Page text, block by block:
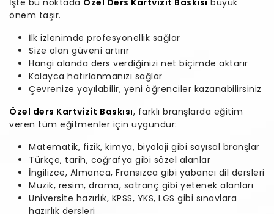
önem taşır.
İlk izlenimde profesyonellik sağlar
Size olan güveni artırır
Hangi alanda ders verdiğinizi net biçimde aktarır
Kolayca hatırlanmanızı sağlar
Çevrenize yayılabilir, yeni öğrenciler kazanabilirsiniz
Özel ders Kartvizit Baskısı, farklı branşlarda eğitim
veren tüm eğitmenler için uygundur:
Matematik, fizik, kimya, biyoloji gibi sayısal branşlar
Türkçe, tarih, coğrafya gibi sözel alanlar
İngilizce, Almanca, Fransızca gibi yabancı dil dersleri
Müzik, resim, drama, satranç gibi yetenek alanları
Üniversite hazırlık, KPSS, YKS, LGS gibi sınavlara
hazırlık dersleri